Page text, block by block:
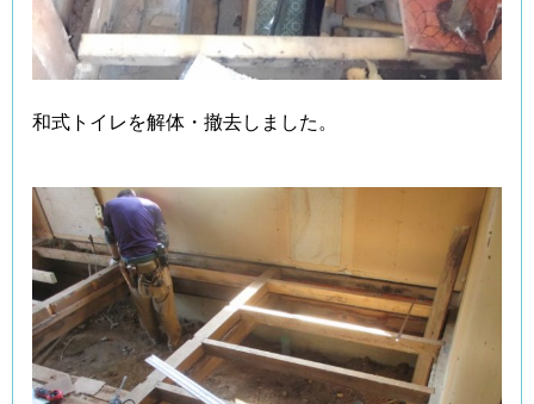
和式トイレを解体・撤去しました。